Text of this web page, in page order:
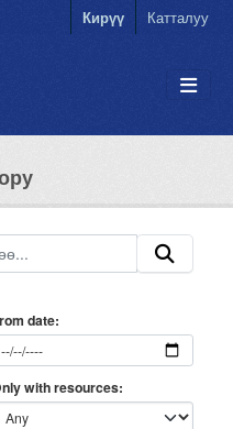
Кирүү Катталуу
date
with resources